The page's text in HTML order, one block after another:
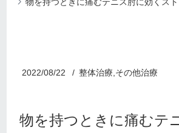
物を持つときに痛むテニス肘に効くス
2022/08/22 整体治療,その他治療
物を持つときに痛むテ